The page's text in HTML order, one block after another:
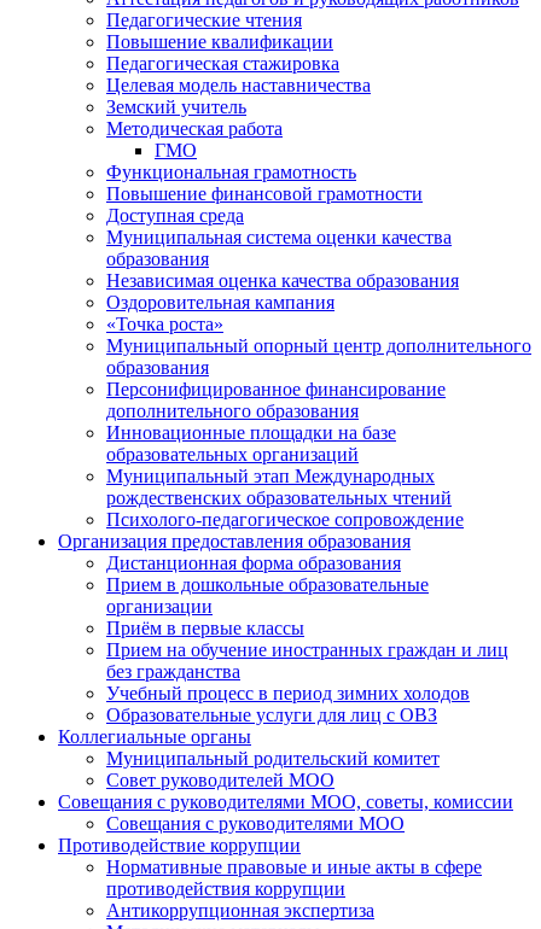
Педагогические чтения
Повышение квалификации
Педагогическая стажировка
Целевая модель наставничества
Земский учитель
Методическая работа
ГМО
Функциональная грамотность
Повышение финансовой грамотности
Доступная среда
Муниципальная система оценки качества
образования
Независимая оценка качества образования
Оздоровительная кампания
«Точка роста»
Муниципальный опорный центр дополнительного
образования
Персонифицированное финансирование
дополнительного образования
Инновационные площадки на базе
образовательных организаций
Муниципальный этап Международных
рождественских образовательных чтений
Психолого-педагогическое сопровождение
Организация предоставления образования
Дистанционная форма образования
Прием в дошкольные образовательные
организации
Приём в первые классы
Прием на обучение иностранных граждан и лиц
без гражданства
Учебный процесс в период зимних холодов
Образовательные услуги для лиц с ОВЗ
Коллегиальные органы
Муниципальный родительский комитет
Совет руководителей МОО
Совещания с руководителями МОО, советы, комиссии
Совещания с руководителями МОО
Противодействие коррупции
Нормативные правовые и иные акты в сфере
противодействия коррупции
Антикоррупционная экспертиза